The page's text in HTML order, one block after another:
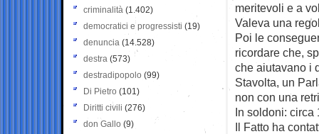
meritevoli e a
Valeva una
Poi le
ricordare che,
che aiutavano i
Stavolta, un
non con una
In soldoni:
Il Fatto ha
criminalità (1.402)
democratici e progressisti (19)
denuncia (14.528)
destra (573)
destradipopolo (99)
Di Pietro (101)
Diritti civili (276)
don Gallo (9)